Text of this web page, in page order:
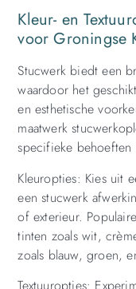
Kleur- en
voor Groningse
Stucwerk biedt een
waardoor het
en esthetische
maatwerk
specifieke behoeften
Kleuropties: Kies uit
een stucwerk
of exterieur.
tinten zoals wit,
zoals blauw, groen,